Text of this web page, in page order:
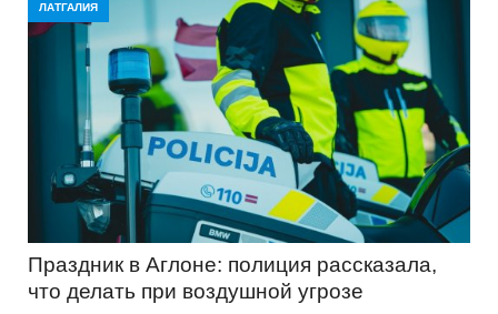
ЛАТГАЛИЯ
Праздник в Аглоне: полиция рассказала,
что делать при воздушной угрозе